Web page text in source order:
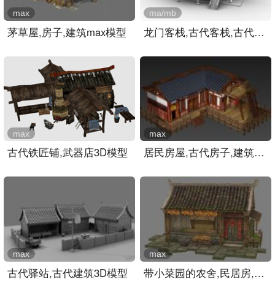
茅草屋,房子,建筑max模型
max
龙门客栈,古代客栈,古代建..
ma/mb
古代铁匠铺,武器店3D模型
max
居民房屋,古代房子,建筑,室..
max
古代驿站,古代建筑3D模型
max
带小菜园的农舍,民居房,房..
max